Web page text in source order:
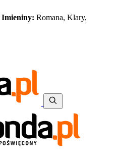
Imieniny: Romana, Klary,